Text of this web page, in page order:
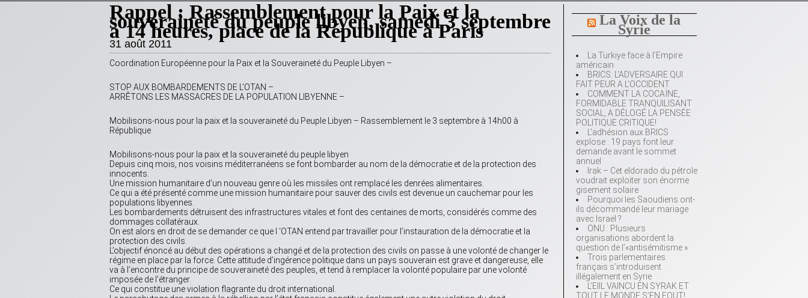
La Voix de la
Syrie
La Türkiye face à l’Empire
américain
BRICS: L’ADVERSAIRE QUI
FAIT PEUR A L’OCCIDENT
COMMENT LA COCAÏNE,
FORMIDABLE TRANQUILISANT
SOCIAL, A DÉLOGÉ LA PENSÉE
POLITIQUE CRITIQUE!
L’adhésion aux BRICS
explose : 19 pays font leur
demande avant le sommet
annuel
Irak – Cet eldorado du pétrole
voudrait exploiter son énorme
gisement solaire
Pourquoi les Saoudiens ont-
ils décommandé leur mariage
avec Israël ?
ONU : Plusieurs
organisations abordent la
question de l’«antisémitisme »
Trois parlementaires
français s’introduisent
illégalement en Syrie
L’EIIL VAINCU EN SYRAK ET
TOUT LE MONDE S’EN FOUT!
Rappel : Rassemblement pour la Paix et la
souveraineté du peuple libyen, samedi 3 septembre
à 14 heures, place de la République à Paris
31 août 2011
Coordination Européenne pour la Paix et la Souveraineté du Peuple Libyen –
STOP AUX BOMBARDEMENTS DE L’OTAN –
ARRÊTONS LES MASSACRES DE LA POPULATION LIBYENNE –
Mobilisons-nous pour la paix et la souveraineté du Peuple Libyen – Rassemblement le 3 septembre à 14h00 à
République
Mobilisons-nous pour la paix et la souveraineté du peuple libyen
Depuis cinq mois, nos voisins méditerranéens se font bombarder au nom de la démocratie et de la protection des
innocents.
Une mission humanitaire d’un nouveau genre où les missiles ont remplacé les denrées alimentaires.
Ce qui a été présenté comme une mission humanitaire pour sauver des civils est devenue un cauchemar pour les
populations libyennes.
Les bombardements détruisent des infrastructures vitales et font des centaines de morts, considérés comme des
dommages collatéraux.
On est alors en droit de se demander ce que l ‘OTAN entend par travailler pour l’instauration de la démocratie et la
protection des civils.
L’objectif énoncé au début des opérations a changé et de la protection des civils on passe à une volonté de changer le
régime en place par la force. Cette attitude d’ingérence politique dans un pays souverain est grave et dangereuse, elle
va à l’encontre du principe de souveraineté des peuples, et tend à remplacer la volonté populaire par une volonté
imposée de l’étranger.
Ce qui constitue une violation flagrante du droit international.